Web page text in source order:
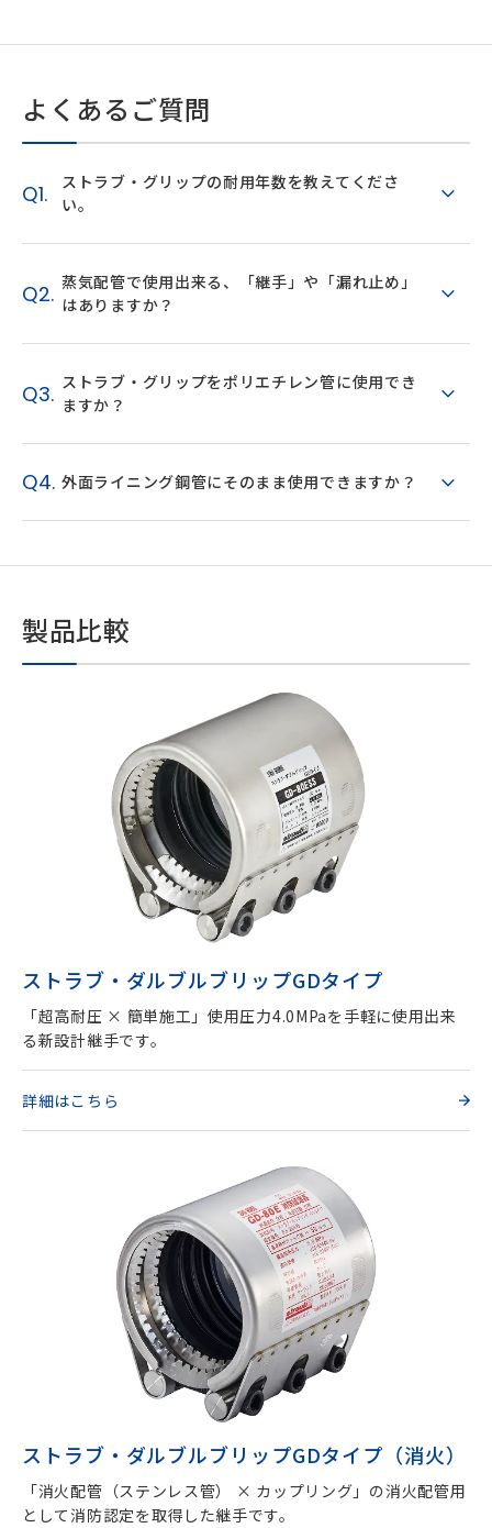
よくあるご質問
Q1.
ストラブ・グリップの耐用年数を教えてくださ
い。
Q2. 蒸気配管で使用出来る、「継手」や「漏れ止め」
はありますか？
Q3. ストラブ・グリップをポリエチレン管に使用でき
ますか？
Q4. 外面ライニング鋼管にそのまま使用できますか？
製品比較
ストラブ・ダルブルブリップGDタイプ
「超高耐圧 × 簡単施工」使用圧力4.0MPaを手軽に使用出来
る新設計継手です。
詳細はこちら
ストラブ・ダルブルブリップGDタイプ（消火）
「消火配管（ステンレス管） × カップリング」の消火配管用
として消防認定を取得した継手です。